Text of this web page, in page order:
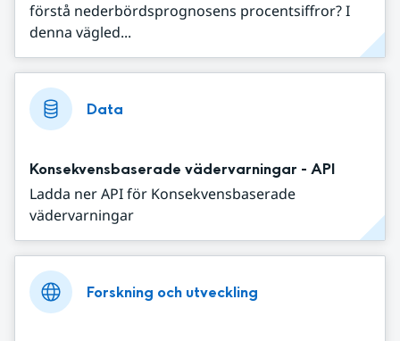
förstå nederbördsprognosens procentsiffror? I
denna vägled...
Data
Konsekvensbaserade vädervarningar - API
Ladda ner API för Konsekvensbaserade
vädervarningar
Forskning och utveckling